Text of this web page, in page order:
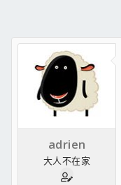
adrien
大人不在家